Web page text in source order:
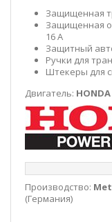
Защищенная
Защищенная
16 А
Защитный
Ручки для
Штекеры для
Двигатель:
Производство:
(Германия)